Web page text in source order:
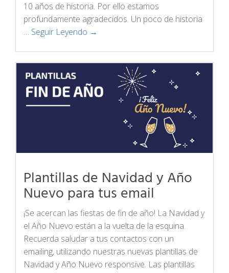
10 años de historia. Por ello estamos
profundamente agradecidos. Un poco de historia
… Seguir Leyendo →
Plantillas de Navidad y Año
Nuevo para tus email
¡Se acercan las fiestas de fin de año! La Navidad y
el Año Nuevo están a la vuelta de la esquina.
Recuerda saludar a tus contactos con un
emailing, utilizando nuestras nuevas plantillas de
Navidad y Año Nuevo responsive. Las plantillas